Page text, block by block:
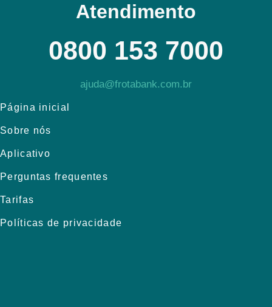
Atendimento
0800 153 7000
ajuda@frotabank.com.br
Página inicial
Sobre nós
Aplicativo
Perguntas frequentes
Tarifas
Políticas de privacidade